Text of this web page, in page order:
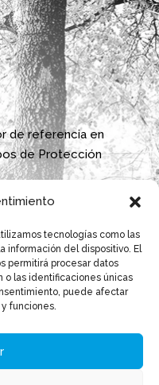
tecnologías como las
información del dispositivo. El
permitirá procesar datos
o las identificaciones únicas
puede afectar
funciones.
de referencia en
de Protección